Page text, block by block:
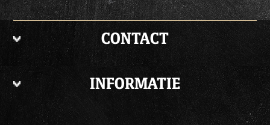
CONTACT
INFORMATIE